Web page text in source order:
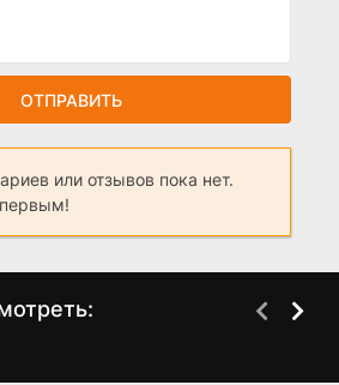
ОТПРАВИТЬ
или отзывов пока нет.